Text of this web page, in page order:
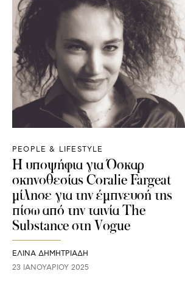
PEOPLE & LIFESTYLE
Η υποψήφια για Όσκαρ
σκηνοθεσίας Coralie Fargeat
μίλησε για την έμπνευσή της
πίσω από την ταινία The
Substance στη Vogue
ΕΛΙΝΑ ΔΗΜΗΤΡΙΑΔΗ
23 ΙΑΝΟΥΑΡΊΟΥ 2025